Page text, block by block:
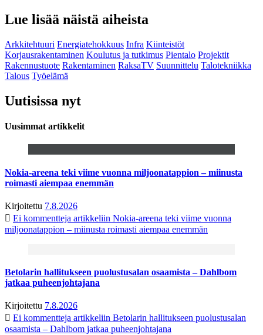
Lue lisää näistä aiheista
Arkkitehtuuri Energiatehokkuus Infra Kiinteistöt
Korjausrakentaminen Koulutus ja tutkimus Pientalo Projektit
Rakennustuote Rakentaminen RaksaTV Suunnittelu Talotekniikka
Talous Työelämä
Uutisissa nyt
Uusimmat artikkelit
Nokia-areena teki viime vuonna miljoonatappion – miinusta
roimasti aiempaa enemmän
Kirjoitettu 7.8.2026
Ei kommentteja artikkeliin Nokia-areena teki viime vuonna
miljoonatappion – miinusta roimasti aiempaa enemmän
Betolarin hallitukseen puolustusalan osaamista – Dahlbom
jatkaa puheenjohtajana
Kirjoitettu 7.8.2026
Ei kommentteja artikkeliin Betolarin hallitukseen puolustusalan
osaamista – Dahlbom jatkaa puheenjohtajana